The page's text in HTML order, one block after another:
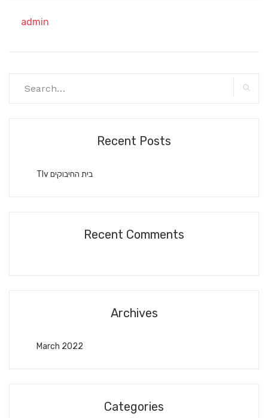
admin
Recent Posts
Tlv בית החיבוקים
Recent Comments
Archives
March 2022
Categories